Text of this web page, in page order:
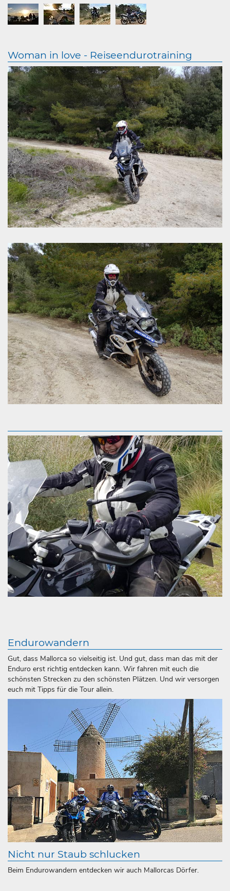
Woman in love - Reiseendurotraining
Endurowandern
Gut, dass Mallorca so vielseitig ist. Und gut, dass man das mit der
Enduro erst richtig entdecken kann. Wir fahren mit euch die
schönsten Strecken zu den schönsten Plätzen. Und wir versorgen
euch mit Tipps für die Tour allein.
Nicht nur Staub schlucken
Beim Endurowandern entdecken wir auch Mallorcas Dörfer.